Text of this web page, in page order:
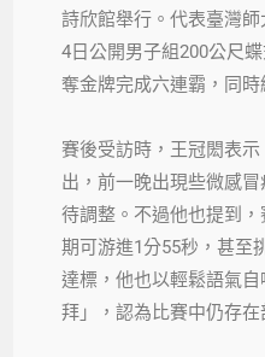
詩欣館舉行。代表臺灣
4日公開男子組200公尺
奪金牌完成六連霸，同
賽後受訪時，王冠閎表
出，前一晚出現些微感
待調整。不過他也提到
期可游進1分55秒，甚至
達標，他也以輕鬆語氣
拜」，認為比賽中仍存在